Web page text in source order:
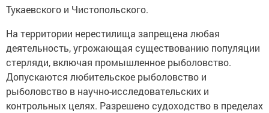
Тукаевского и Чистопольского.
На территории нерестилища запрещена любая
деятельность, угрожающая существованию популяции
стерляди, включая промышленное рыболовство.
Допускаются любительское рыболовство и
рыболовство в научно-исследовательских и
контрольных целях. Разрешено судоходство в пределах